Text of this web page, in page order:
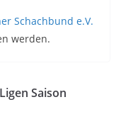
Schachbund e.V.
werden.
Saison